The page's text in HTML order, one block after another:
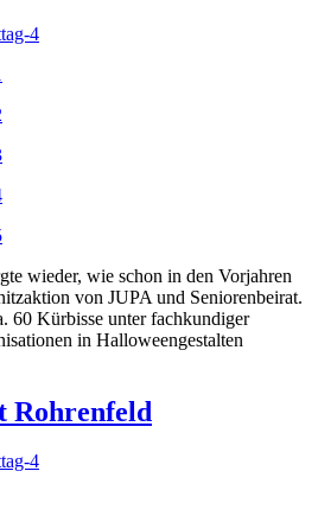
wieder, wie schon in den Vorjahren
von JUPA und Seniorenbeirat.
60 Kürbisse unter fachkundiger
in Halloweengestalten
Rohrenfeld